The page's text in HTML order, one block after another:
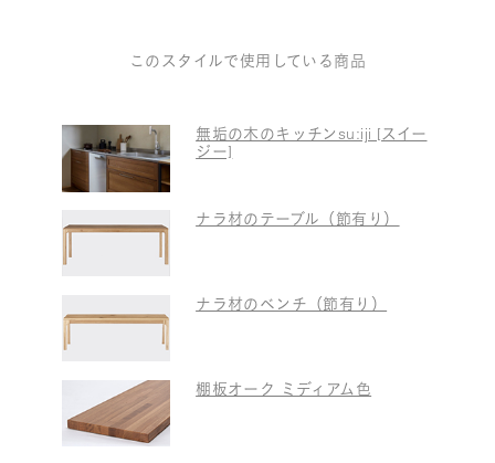
このスタイルで使用している商品
無垢の木のキッチンsu:iji [スイー
ジー]
ナラ材のテーブル（節有り）
ナラ材のベンチ（節有り）
棚板オーク ミディアム色